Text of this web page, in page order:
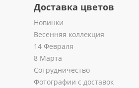
Доставка цветов
Новинки
Весенняя коллекция
14 Февраля
8 Марта
Сотрудничество
Фотографии с доставок